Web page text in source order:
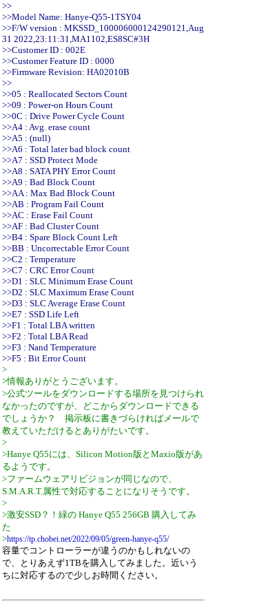
>>
>>Model Name: Hanye-Q55-1TSY04
>>F/W version : MKSSD_100006000124290121,Aug
31 2022,23:11:31,MA1102,ES8SC#3H
>>Customer ID : 002E
>>Customer Feature ID : 0000
>>Firmware Revision: HA02010B
>>
>>05 : Reallocated Sectors Count
>>09 : Power-on Hours Count
>>0C : Drive Power Cycle Count
>>A4 : Avg. erase count
>>A5 : (null)
>>A6 : Total later bad block count
>>A7 : SSD Protect Mode
>>A8 : SATA PHY Error Count
>>A9 : Bad Block Count
>>AA : Max Bad Block Count
>>AB : Program Fail Count
>>AC : Erase Fail Count
>>AF : Bad Cluster Count
>>B4 : Spare Block Count Left
>>BB : Uncorrectable Error Count
>>C2 : Temperature
>>C7 : CRC Error Count
>>D1 : SLC Minimum Erase Count
>>D2 : SLC Maximum Erase Count
>>D3 : SLC Average Erase Count
>>E7 : SSD Life Left
>>F1 : Total LBA written
>>F2 : Total LBA Read
>>F3 : Nand Temperature
>>F5 : Bit Error Count
>
>情報ありがとうございます。
>公式ツールをダウンロードする場所を見つけられ
なかったのですが、どこからダウンロードできる
でしょうか？ 掲示板に書きづらければメールで
教えていただけるとありがたいです。
>
>Hanye Q55には、Silicon Motion版とMaxio版があ
るようです。
>ファームウェアリビジョンが同じなので、
S.M.A.R.T.属性で対応することになりそうです。
>
>激安SSD？！緑の Hanye Q55 256GB 購入してみ
た
>https://tp.chobei.net/2022/09/05/green-hanye-q55/
容量でコントローラーが違うのかもしれないの
で、とりあえず1TBを購入してみました。近いう
ちに対応するので少しお時間ください。